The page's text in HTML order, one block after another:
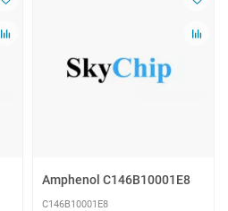
Amphenol C146B10001E8
C146B10001E8